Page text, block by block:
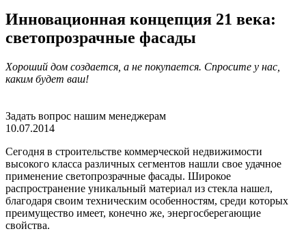
Инновационная концепция 21 века:
светопрозрачные фасады
Хороший дом создается, а не покупается. Спросите у нас,
каким будет ваш!
Задать вопрос нашим менеджерам
10.07.2014
Сегодня в строительстве коммерческой недвижимости
высокого класса различных сегментов нашли свое удачное
применение светопрозрачные фасады. Широкое
распространение уникальный материал из стекла нашел,
благодаря своим техническим особенностям, среди которых
преимущество имеет, конечно же, энергосберегающие
свойства.